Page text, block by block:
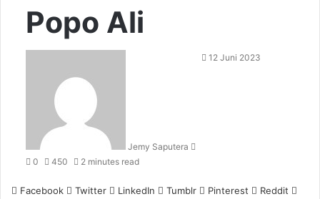
Popo Ali
Jemy Saputera
Send12 Juni 2023
0 450 2 minutes read
Facebook Twitter LinkedIn Tumblr Pinterest
Reddit